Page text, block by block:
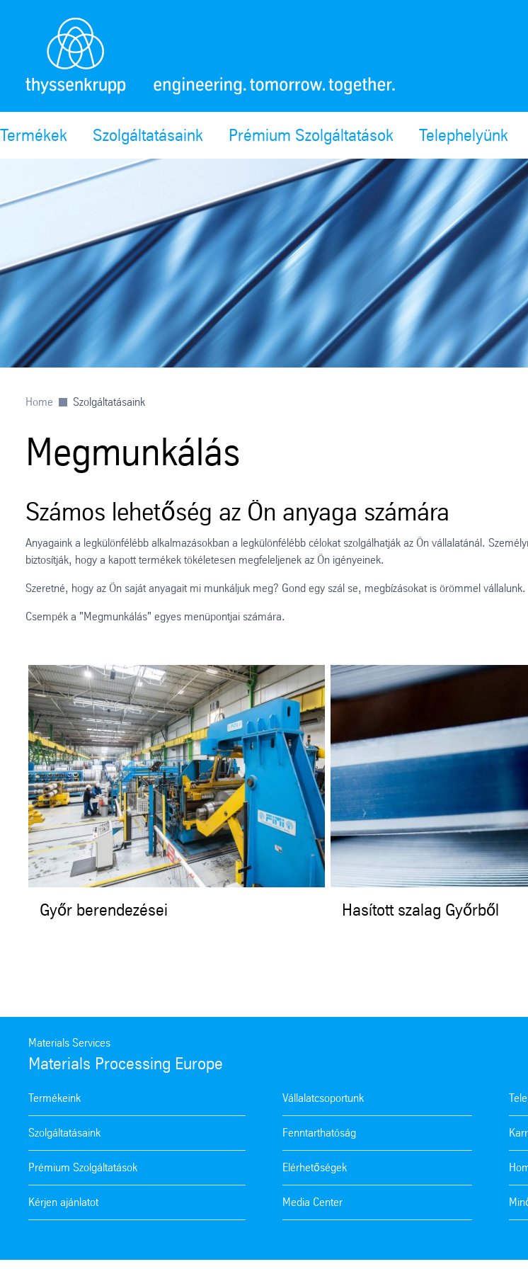
Termékek Szolgáltatásaink Prémium Szolgáltatások Telephelyünk
Home Szolgáltatásaink
Megmunkálás
Számos lehetőség az Ön anyaga számára
Anyagaink a legkülönfélébb alkalmazásokban a legkülönfélébb célokat szolgálhatják az Ön vállalatánál.
biztosítják, hogy a kapott termékek tökéletesen megfeleljenek az Ön igényeinek.
Szeretné, hogy az Ön saját anyagait mi munkáljuk meg? Gond egy szál se, megbízásokat is örömmel vállalunk.
Csempék a "Megmunkálás" egyes menüpontjai számára.
Győr berendezései Hasított szalag Győrből
Materials Services
Materials Processing Europe
Termékeink
Szolgáltatásaink
Prémium Szolgáltatások
Kérjen ajánlatot
Vállalatcsoportunk
Fenntarthatóság
Elérhetőségek
Media Center